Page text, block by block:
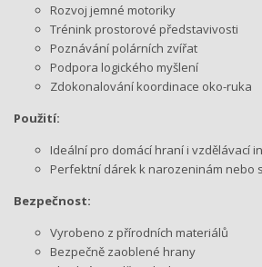
Rozvoj jemné motoriky
Trénink prostorové představivosti
Poznávání polárních zvířat
Podpora logického myšlení
Zdokonalování koordinace oko-ruka
Použití:
Ideální pro domácí hraní i vzdělávací
Perfektní dárek k narozeninám nebo
Bezpečnost:
Vyrobeno z přírodních materiálů
Bezpečně zaoblené hrany